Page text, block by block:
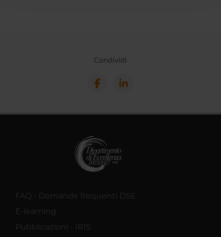
Condividi
FAQ - Domande frequenti DSE
E-learning
Pubblicazioni - IRIS